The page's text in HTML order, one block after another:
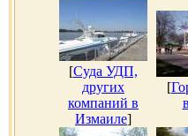
[Суда УДП,
других
компаний в
Измаиле]
[